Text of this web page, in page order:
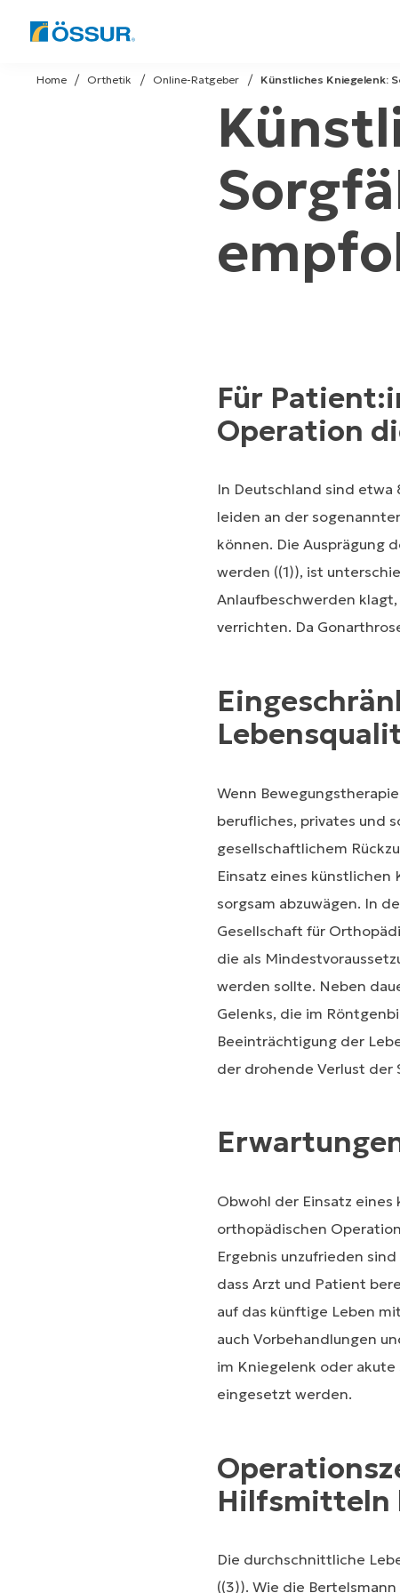
Skip
to
Künstliches Kniegelenk:
Online-Ratgeber​
Orthetik
Home
Für
Operation
In Deutschland sind etwa
leiden an der
können. Die Ausprägung
werden ((1)), ist
Anlaufbeschwerden
verrichten. Da
Wenn
berufliches, privates und
gesellschaftlichem
Einsatz eines
sorgsam abzuwägen. In
Gesellschaft für
die als
werden sollte. Neben
Gelenks, die im
Beeinträchtigung der
der drohende Verlust der
Obwohl der Einsatz
orthopädischen
Ergebnis unzufrieden
dass Arzt und Patient
auf das künftige Leben
auch Vorbehandlungen
im Kniegelenk oder
eingesetzt werden.
Hilfsmitteln
Die durchschnittliche
((3)). Wie die